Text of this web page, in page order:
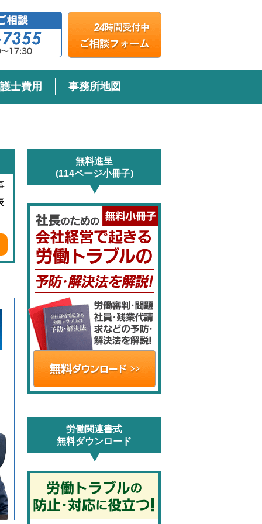
士費用 事務所地図
無料進呈
(114ページ小冊子)
労働関連書式
無料ダウンロード